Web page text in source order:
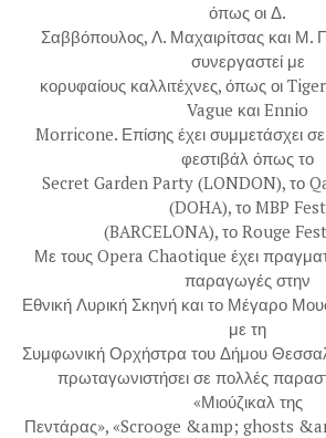
όπως οι Δ.
Σαββόπουλος, Λ. Μαχαιρίτσας και Μ.
συνεργαστεί με
κορυφαίους καλλιτέχνες, όπως οι
Vague και Ennio
Morricone. Επίσης έχει συμμετάσχει
φεστιβάλ όπως το
Secret Garden Party (LONDON), το
(DOHA), το MBP Fest
(BARCELONA), το Rouge
Με τους Opera Chaotique έχει
παραγωγές στην
Εθνική Λυρική Σκηνή και το Μέγαρο
με τη
Συμφωνική Ορχήστρα του Δήμου
πρωταγωνιστήσει σε πολλές
«Μιούζικαλ της
Πεντάρας», «Scrooge &amp; ghosts